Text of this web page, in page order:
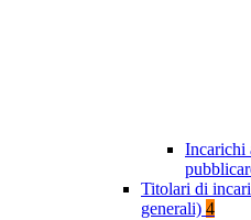
Incarichi
Titolari di
generali) 4